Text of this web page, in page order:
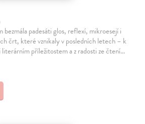
bezmála padesáti glos, reflexí, mikroesejí i
črt, které vznikaly v posledních letech – k
příležitostem a z radosti ze čtení…